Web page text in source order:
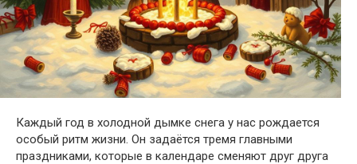
Каждый год в холодной дымке снега у нас рождается
особый ритм жизни. Он задаётся тремя главными
праздниками, которые в календаре сменяют друг друга